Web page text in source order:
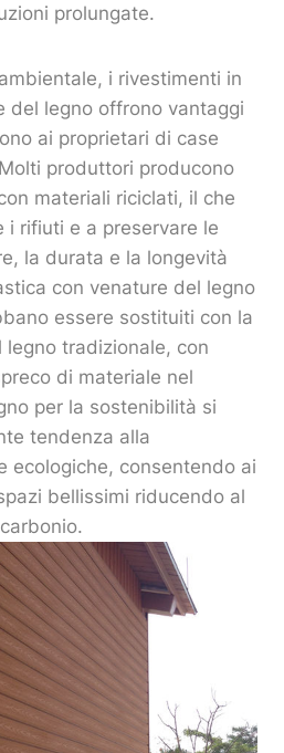
prolungate.
i rivestimenti in
del legno offrono vantaggi
ai proprietari di case
produttori producono
materiali riciclati, il che
i rifiuti e a preservare le
la durata e la longevità
con venature del legno
essere sostituiti con la
tradizionale, con
di materiale nel
per la sostenibilità si
tendenza alla
ecologiche, consentendo ai
bellissimi riducendo al